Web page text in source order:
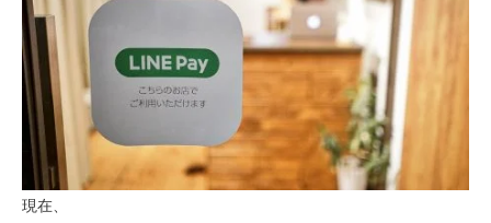
現在、